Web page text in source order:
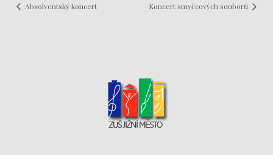
Absolventský koncert Koncert smyčcových souborů